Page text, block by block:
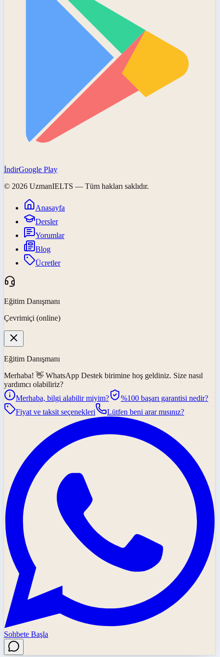
İndirGoogle Play
© 2026 UzmanIELTS — Tüm hakları saklıdır.
Anasayfa
Dersler
Yorumlar
Blog
Ücretler
Eğitim Danışmanı
Çevrimiçi (online)
Eğitim Danışmanı
Merhaba! 👋 WhatsApp Destek birimine hoş geldiniz. Size nasıl
yardımcı olabiliriz?
Merhaba, bilgi alabilir miyim?
%100 başarı garantisi nedir?
Fiyat ve taksit seçenekleri
Lütfen beni arar mısınız?
Sohbete Başla